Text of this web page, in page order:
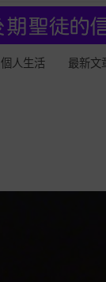
個人生活 最新文